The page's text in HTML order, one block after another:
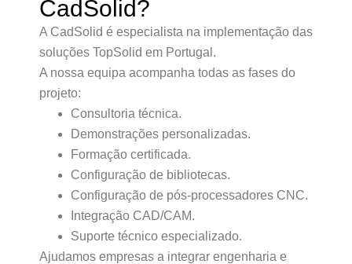
CadSolid?
A CadSolid é especialista na implementação das
soluções TopSolid em Portugal.
A nossa equipa acompanha todas as fases do
projeto:
Consultoria técnica.
Demonstrações personalizadas.
Formação certificada.
Configuração de bibliotecas.
Configuração de pós-processadores CNC.
Integração CAD/CAM.
Suporte técnico especializado.
Ajudamos empresas a integrar engenharia e